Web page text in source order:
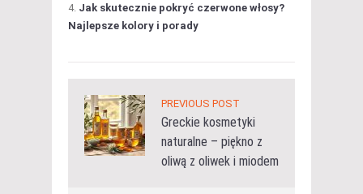
Jak skutecznie pokryć czerwone włosy?
Najlepsze kolory i porady
PREVIOUS POST
Greckie kosmetyki
naturalne – piękno z
oliwą z oliwek i miodem